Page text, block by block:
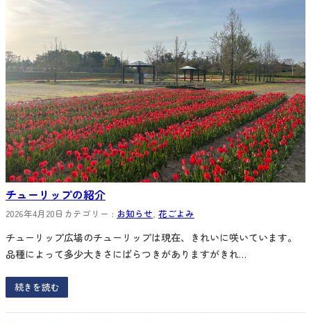
チューリップの紹介
2026年4月20日 カテゴリー : お知らせ, 花ごよみ
チューリップ広場のチューリップは現在、きれいに咲いています。
品種によって多少大きさにばらつきがありますがきれ…
続きを読む